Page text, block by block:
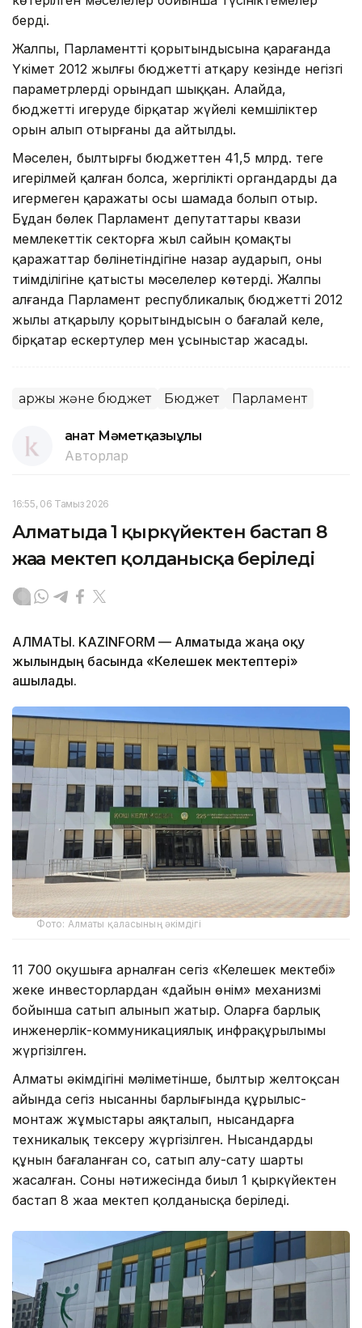
берді.
Жалпы, Парламенттің қорытындысына қарағанда
Үкімет 2012 жылғы бюджетті атқару кезінде негізгі
параметрлерді орындап шыққан. Алайда,
бюджетті игеруде бірқатар жүйелі кемшіліктер
орын алып отырғаны да айтылды.
Мәселен, былтырғы бюджеттен 41,5 млрд. теңге
игерілмей қалған болса, жергілікті органдардың да
игермеген қаражаты осы шамада болып отыр.
Бұдан бөлек Парламент депутаттары квази
мемлекеттік секторға жыл сайын қомақты
қаражаттар бөлінетіндігіне назар аударып, оның
тиімділігіне қатысты мәселелер көтерді. Жалпы
алғанда Парламент республикалық бюджеттің 2012
жылы атқарылу қорытындысын оң бағалай келе,
бірқатар ескертулер мен ұсыныстар жасады.
Қаржы және бюджет Бюджет Парламент
Қанат Мәметқазыұлы
Авторлар
16:55, 06 Тамыз 2026
Алматыда 1 қыркүйектен бастап 8
жаңа мектеп қолданысқа беріледі
АЛМАТЫ. KAZINFORM — Алматыда жаңа оқу
жылындың басында «Келешек мектептері»
ашылады.
Фото: Алматы қаласының әкімдігі
11 700 оқушыға арналған сегіз «Келешек мектебі»
жеке инвесторлардан «дайын өнім» механизмі
бойынша сатып алынып жатыр. Оларға барлық
инженерлік-коммуникациялық инфрақұрылымы
жүргізілген.
Алматы әкімдігінің мәліметінше, былтыр желтоқсан
айында сегіз нысанның барлығында құрылыс-
монтаж жұмыстары аяқталып, нысандарға
техникалық тексеру жүргізілген. Нысандардың
құнын бағаланған соң, сатып алу-сату шарты
жасалған. Соның нәтижесінда биыл 1 қыркүйектен
бастап 8 жаңа мектеп қолданысқа беріледі.